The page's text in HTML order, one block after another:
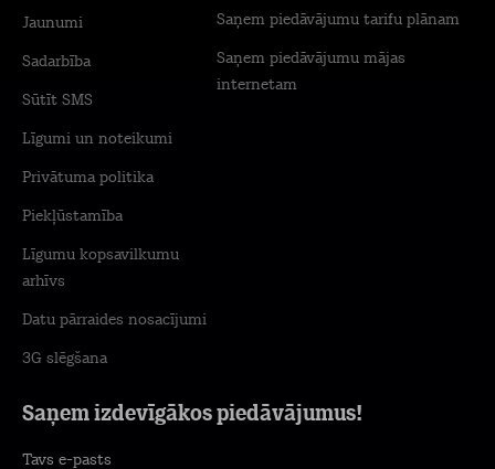
Saņem izdevīgākos piedāvājumus!
Tavs e-pasts
Jaunumi
Sadarbība
Sūtīt SMS
Līgumi un noteikumi
Privātuma politika
Piekļūstamība
Līgumu kopsavilkumu
arhīvs
Datu pārraides nosacījumi
3G slēgšana
Saņem piedāvājumu tarifu plānam
Saņem piedāvājumu mājas
internetam